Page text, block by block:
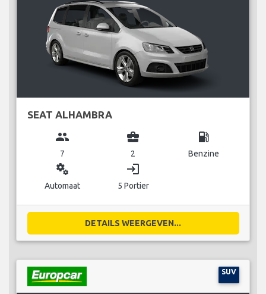
SEAT ALHAMBRA
group
7
business_center
2
local_gas_station
Benzine
miscellaneous_services
Automaat
login
5 Portier
DETAILS WEERGEVEN...
SUV